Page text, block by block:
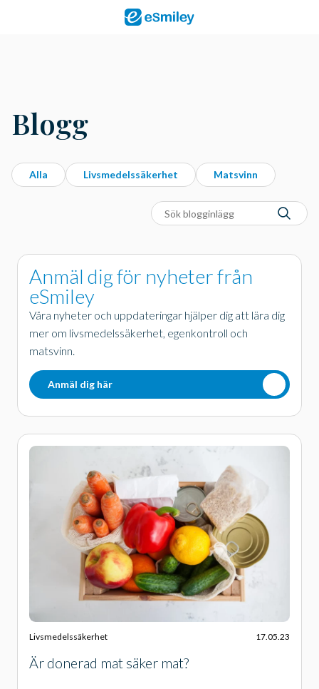
Blogg
Alla Livsmedelssäkerhet Matsvinn
Anmäl dig för nyheter från
eSmiley
Våra nyheter och uppdateringar hjälper dig att lära dig
mer om livsmedelssäkerhet, egenkontroll och
matsvinn.
Anmäl dig här
Livsmedelssäkerhet 17.05.23
Är donerad mat säker mat?